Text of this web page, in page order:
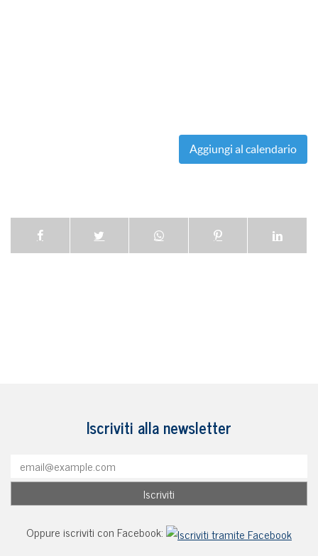
Aggiungi al calendario
Iscriviti alla newsletter
Oppure iscriviti con Facebook: